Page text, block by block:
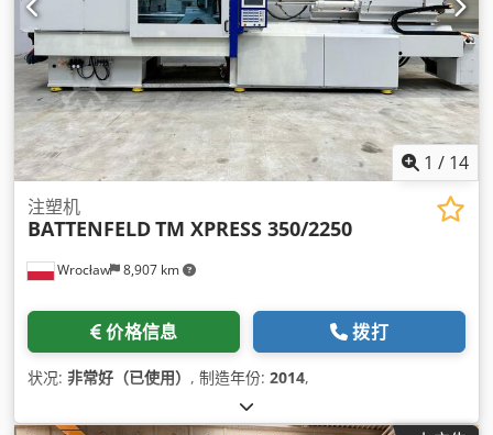
1 / 14
Wrocław 8,907 km
注塑机
BATTENFELDTM XPRESS 350/2250
价格信息 拨打
状况: 非常好（已使用） , 制造年份: 2014,